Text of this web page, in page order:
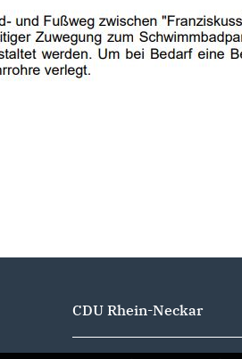
CDU Rhein-Neckar